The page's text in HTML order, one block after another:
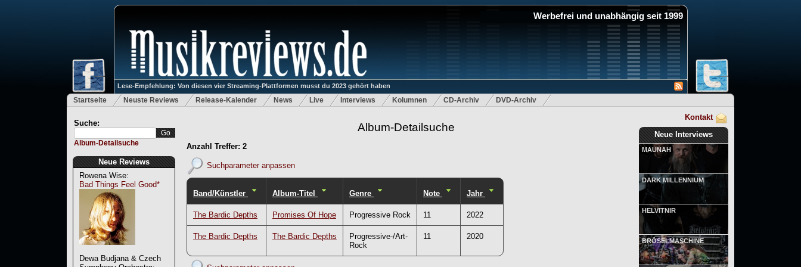
Werbefrei und unabhängig seit 1999
Lese-Empfehlung: Von diesen vier Streaming-Plattformen musst du 2023 gehört haben
Startseite Neuste Reviews Release-Kalender News Live Interviews Kolumnen CD-Archiv DVD-Archiv
Suche:
Album-Detailsuche
Neue Reviews
Rowena Wise:
Bad Things Feel Good*
Dewa Budjana & Czech
Kontakt
Neue Interviews
MAUNAH
DARK MILLENNIUM
HELVITNIR
BRÖSELMASCHINE
Album-Detailsuche
Anzahl Treffer: 2
Suchparameter anpassen
Band/Künstler Album-Titel Genre Note Jahr
The Bardic Depths Promises Of Hope Progressive Rock 11 2022
The Bardic Depths The Bardic Depths
Progressive-/Art-
Rock
11 2020